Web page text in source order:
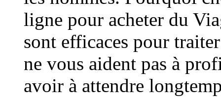
ligne pour acheter du
sont efficaces pour
ne vous aident pas à
avoir à attendre